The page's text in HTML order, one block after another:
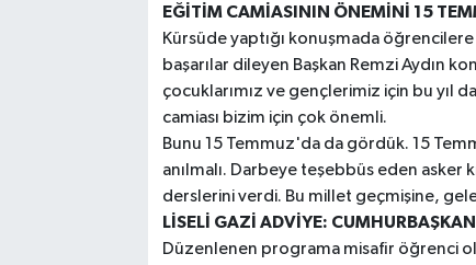
EĞİTİM CAMİASININ ÖNEMİNİ 15
Kürsüde yaptığı konuşmada
başarılar dileyen Başkan Remzi Aydın
çocuklarımız ve gençlerimiz için bu yıl
camiası bizim için çok önemli.
Bunu 15 Temmuz'da da gördük. 15
anılmalı. Darbeye teşebbüs eden
derslerini verdi. Bu millet geçmişine,
LİSELİ GAZİ ADVİYE:
Düzenlenen programa misafir öğrenci